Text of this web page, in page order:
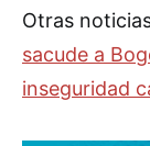
Otras
sacude a
inseguridad